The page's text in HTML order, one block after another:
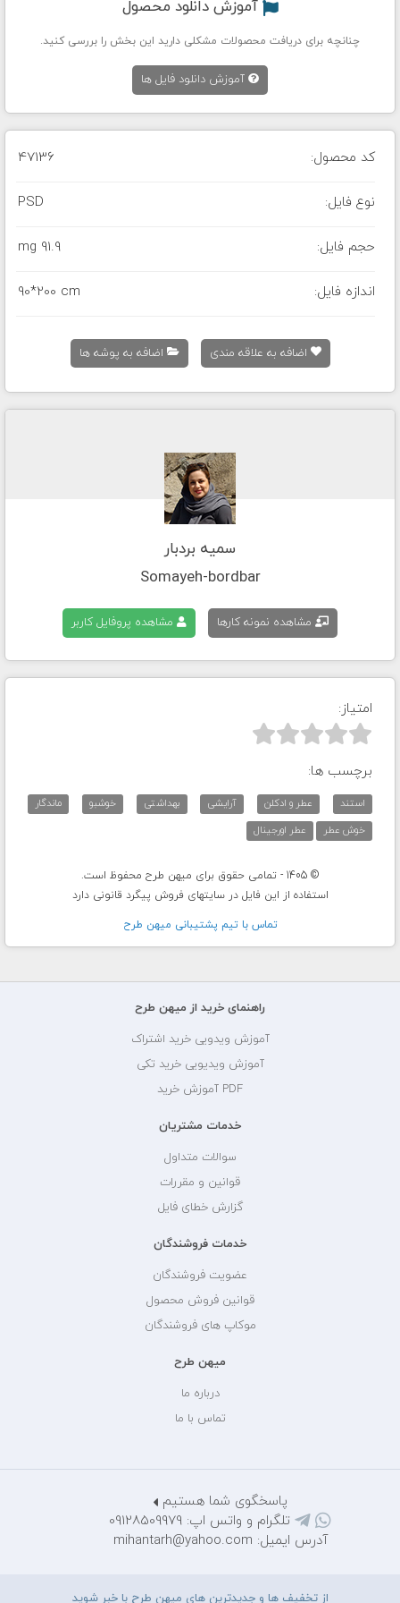
آموزش دانلود محصول
چنانچه برای دریافت محصولات مشکلی دارید این بخش را بررسی کنید.
آموزش دانلود فایل ها
کد محصول: 47136
نوع فایل: PSD
حجم فایل: 91.9 mg
اندازه فایل: 90*200 cm
اضافه به علاقه مندی اضافه به پوشه ها
سمیه بردبار
Somayeh-bordbar
مشاهده نمونه کارها مشاهده پروفایل کاربر
امتیاز:



برچسب ها:
استند عطر و ادکلن آرایشی بهداشتی خوشبو
ماندگار
خوش عطر
عطر اورجینال
© 1405 - تمامی حقوق برای میهن طرح محفوظ است.
استفاده از این فایل در سایتهای فروش پیگرد قانونی دارد
تماس با تيم پشتيبانی ميهن طرح
راهنمای خرید از میهن طرح
آموزش ویدویی خرید اشتراک
آموزش ویدیویی خرید تکی
PDF آموزش خرید
خدمات مشتریان
سوالات متداول
قوانین و مقررات
گزارش خطای فایل
خدمات فروشندگان
عضویت فروشندگان
قوانین فروش محصول
موکاپ های فروشندگان
میهن طرح
درباره ما
تماس با ما
پاسخگوی شما هستیم
تلگرام و واتس اپ: 09128509979
آدرس ایمیل: mihantarh@yahoo.com
از تخفیف ها و جدیدترین های میهن طرح با خبر شوید